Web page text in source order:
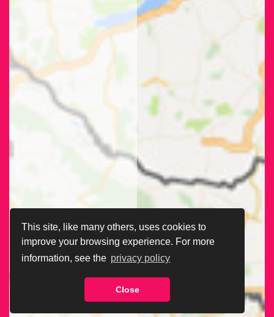
This site, like many others, uses cookies to
improve your browsing experience. For more
information, see the privacy policy
Close